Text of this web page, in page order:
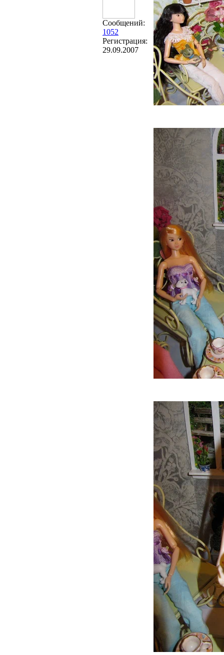
Сообщений:
1052
Регистрация:
29.09.2007